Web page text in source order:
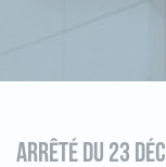
ARRÊTÉ DU 23